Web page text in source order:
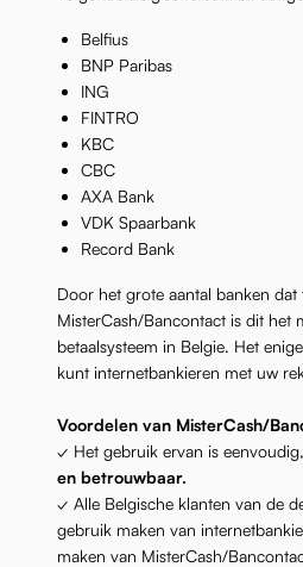
Belfius
BNP Paribas
ING
FINTRO
KBC
CBC
AXA Bank
VDK Spaarbank
Record Bank
Door het grote aantal banken
MisterCash/Bancontact is dit het
betaalsysteem in Belgie. Het
kunt internetbankieren met uw
Voordelen van MisterCash/
✓ Het gebruik ervan is
en betrouwbaar.
✓ Alle Belgische klanten van de
gebruik maken van
maken van MisterCash/